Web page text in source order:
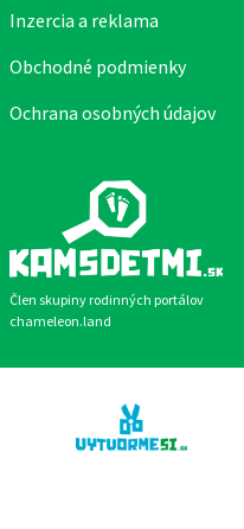
Člen skupiny rodinných portálov
chameleon.land
Inzercia a reklama
Obchodné podmienky
Ochrana osobných údajov